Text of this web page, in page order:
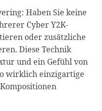
Haben Sie keine
Cyber Y2K-
oder zusätzliche
Diese Technik
und ein Gefühl von
wirklich einzigartige